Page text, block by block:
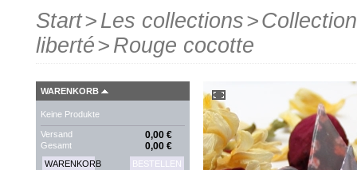
Start> Les collections>
liberté> Rouge cocotte
WARENKORB
Keine Produkte
Versand 0,00 €
Gesamt 0,00 €
WARENKORB BESTELLEN